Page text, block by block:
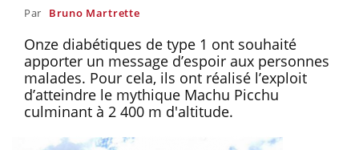
Par Bruno Martrette
Onze diabétiques de type 1 ont souhaité
apporter un message d’espoir aux personnes
malades. Pour cela, ils ont réalisé l’exploit
d’atteindre le mythique Machu Picchu
culminant à 2 400 m d'altitude.